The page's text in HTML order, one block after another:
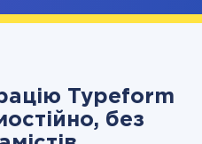
Typeform
без